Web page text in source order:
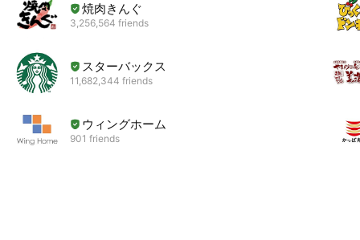
焼肉きんぐ
3,256,564 friends
スターバックス
11,682,344 friends
ウィングホーム
901 friends